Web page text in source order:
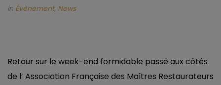
in Évènement, News
Retour sur le week-end formidable passé aux côtés
de l’ Association Française des Maîtres Restaurateurs